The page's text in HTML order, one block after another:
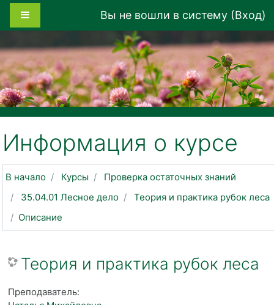
Перейти к основному содержанию
Вы не вошли в систему (Вход)
Информация о курсе
В начало Курсы
Проверка остаточных знаний
35.04.01 Лесное дело
Теория и практика рубок леса
Описание
Теория и практика рубок леса
Преподаватель: